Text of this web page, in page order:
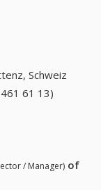
Schweiz
61 13)
/ Manager) of